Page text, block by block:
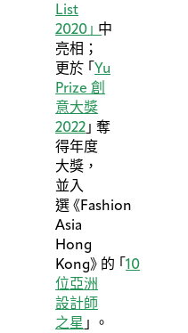
List
2020 」中
亮相；
更於「Yu
Prize 創
意大獎
2022 」奪
得年度
大獎，
並入
選《Fashion
Asia
Hong
Kong》的「10
位亞洲
設計師
之星 」 。